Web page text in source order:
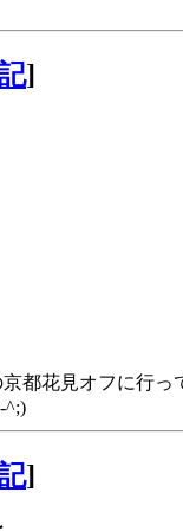
]
都花見オフに行っ
^;)
]